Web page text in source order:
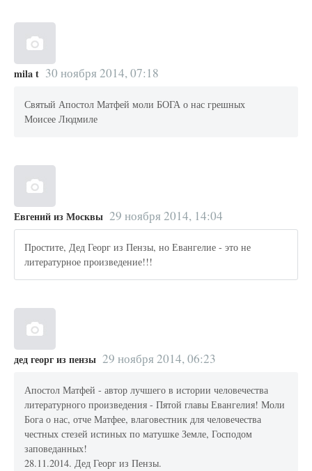
mila t 30 ноября 2014, 07:18
Святый Апостол Матфей моли БОГА о нас грешных
Моисее Людмиле
Евгений из Москвы 29 ноября 2014, 14:04
Простите, Дед Георг из Пензы, но Евангелие - это не
литературное произведение!!!
дед георг из пензы 29 ноября 2014, 06:23
Апостол Матфей - автор лучшего в истории человечества
литературного произведения - Пятой главы Евангелия! Моли
Бога о нас, отче Матфее, влаговестник для человечества
честных стезей истиных по матушке Земле, Господом
заповеданных!
28.11.2014. Дед Георг из Пензы.